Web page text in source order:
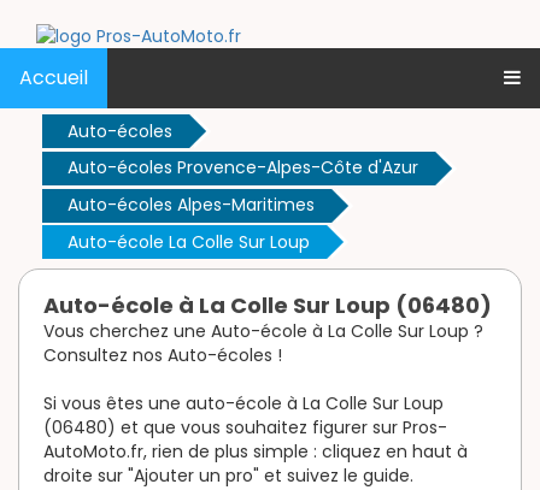
Accueil
Auto-écoles
Auto-écoles Provence-Alpes-Côte d'Azur
Auto-écoles Alpes-Maritimes
Auto-école La Colle Sur Loup
Auto-école à La Colle Sur Loup (06480)
Vous cherchez une Auto-école à La Colle Sur Loup ?
Consultez nos Auto-écoles !
Si vous êtes une auto-école à La Colle Sur Loup
(06480) et que vous souhaitez figurer sur Pros-
AutoMoto.fr, rien de plus simple : cliquez en haut à
droite sur "Ajouter un pro" et suivez le guide.